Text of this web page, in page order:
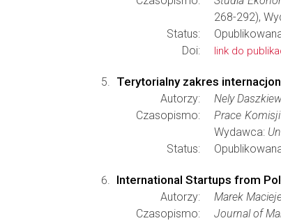
268-292),
Status:
Doi:
link do
Terytorialny zakres
Autorzy:
Nely
Czasopismo:
Prace
Wydawca:
Status:
International Startups from
Autorzy:
Marek
Czasopismo:
Journal of